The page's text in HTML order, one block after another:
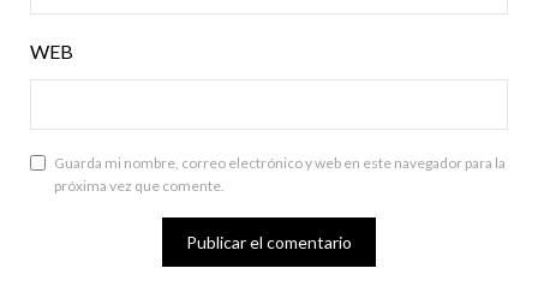
WEB
Guarda mi nombre, correo electrónico y web en este navegador para la
próxima vez que comente.